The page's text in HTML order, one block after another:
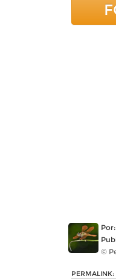
Por:
©
PERMALINK: